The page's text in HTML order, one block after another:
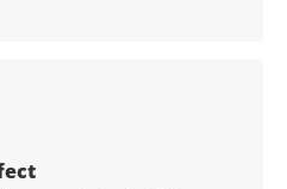
von 5 von 5 Sternen